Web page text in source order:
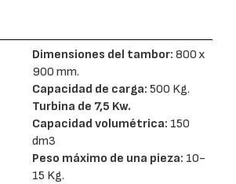
Dimensiones del tambor: 800 x
900 mm.
Capacidad de carga: 500 Kg.
Turbina de 7,5 Kw.
Capacidad volumétrica: 150
dm3
Peso máximo de una pieza: 10-
15 Kg.